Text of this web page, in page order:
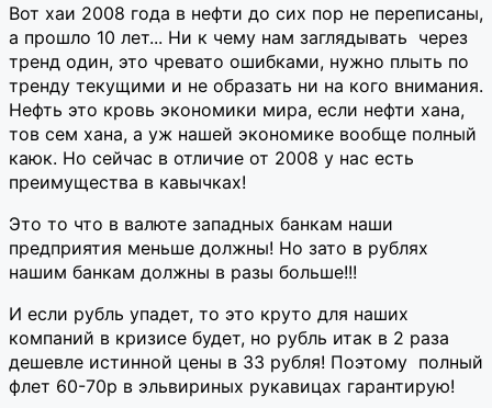
Вот хаи 2008 года в нефти до сих пор не переписаны,
а прошло 10 лет... Ни к чему нам заглядывать через
тренд один, это чревато ошибками, нужно плыть по
тренду текущими и не образать ни на кого внимания.
Нефть это кровь экономики мира, если нефти хана,
тов сем хана, а уж нашей экономике вообще полный
каюк. Но сейчас в отличие от 2008 у нас есть
преимущества в кавычках!
Это то что в валюте западных банкам наши
предприятия меньше должны! Но зато в рублях
нашим банкам должны в разы больше!!!
И если рубль упадет, то это круто для наших
компаний в кризисе будет, но рубль итак в 2 раза
дешевле истинной цены в 33 рубля! Поэтому полный
флет 60-70р в эльвириных рукавицах гарантирую!